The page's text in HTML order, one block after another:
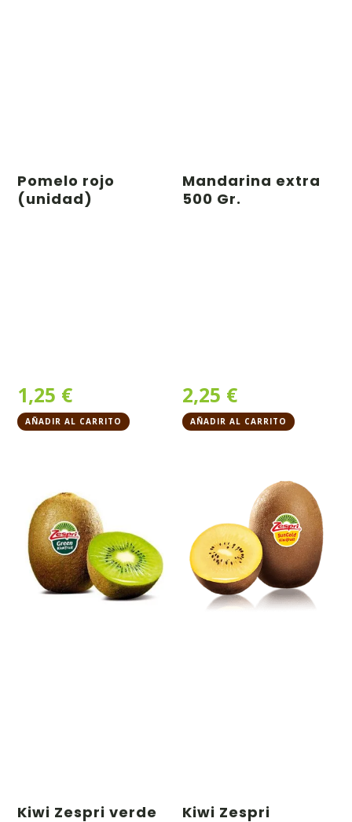
Pomelo rojo
(unidad)
1,25 €
AÑADIR AL CARRITO
Mandarina extra
500 Gr.
2,25 €
AÑADIR AL CARRITO
Kiwi Zespri verde
Kiwi Zespri